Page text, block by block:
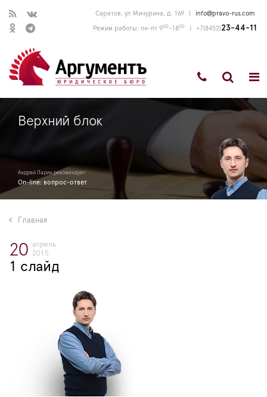
Саратов, ул Мичурина, д. 169 info@pravo-rus.com
Режим работы: пн-пт 900-1800 +7(8452)23-44-11
Верхний блок
Андрей Ларин рекомендует:
On-line: вопрос-ответ
Главная
20
апрель
2015
1 слайд